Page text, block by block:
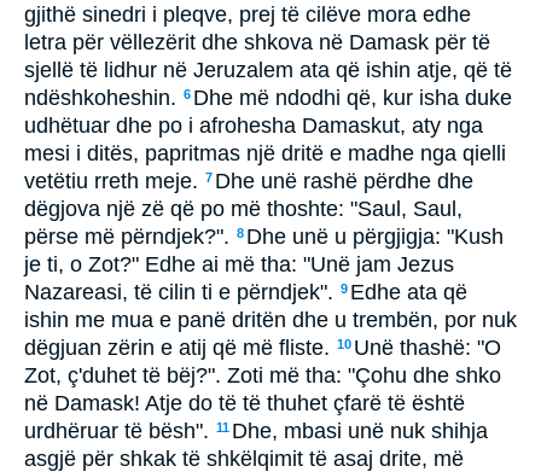
gjithë sinedri i pleqve, prej të cilëve mora edhe
letra për vëllezërit dhe shkova në Damask për të
sjellë të lidhur në Jeruzalem ata që ishin atje, që të
ndëshkoheshin. 6 Dhe më ndodhi që, kur isha duke
udhëtuar dhe po i afrohesha Damaskut, aty nga
mesi i ditës, papritmas një dritë e madhe nga qielli
vetëtiu rreth meje. 7 Dhe unë rashë përdhe dhe
dëgjova një zë që po më thoshte: "Saul, Saul,
përse më përndjek?". 8 Dhe unë u përgjigja: "Kush
je ti, o Zot?" Edhe ai më tha: "Unë jam Jezus
Nazareasi, të cilin ti e përndjek". 9 Edhe ata që
ishin me mua e panë dritën dhe u trembën, por nuk
dëgjuan zërin e atij që më fliste. 10 Unë thashë: "O
Zot, ç'duhet të bëj?". Zoti më tha: "Çohu dhe shko
në Damask! Atje do të të thuhet çfarë të është
urdhëruar të bësh". 11 Dhe, mbasi unë nuk shihja
asgjë për shkak të shkëlqimit të asaj drite, më